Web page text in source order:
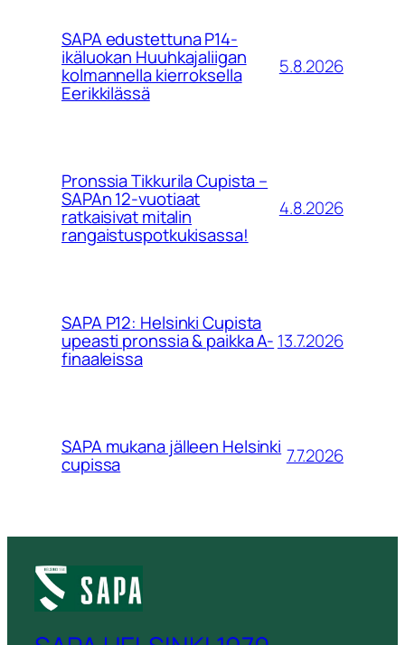
SAPA edustettuna P14-
ikäluokan Huuhkajaliigan
kolmannella kierroksella
Eerikkilässä
5.8.2026
Pronssia Tikkurila Cupista –
SAPAn 12-vuotiaat
ratkaisivat mitalin
rangaistuspotkukisassa!
4.8.2026
SAPA P12: Helsinki Cupista
upeasti pronssia & paikka A-
finaaleissa
13.7.2026
SAPA mukana jälleen Helsinki
cupissa 7.7.2026